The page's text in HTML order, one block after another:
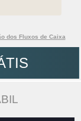
dos Fluxos de Caixa